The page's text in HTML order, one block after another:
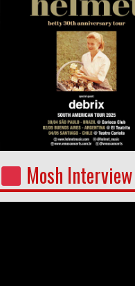
Mosh Interview